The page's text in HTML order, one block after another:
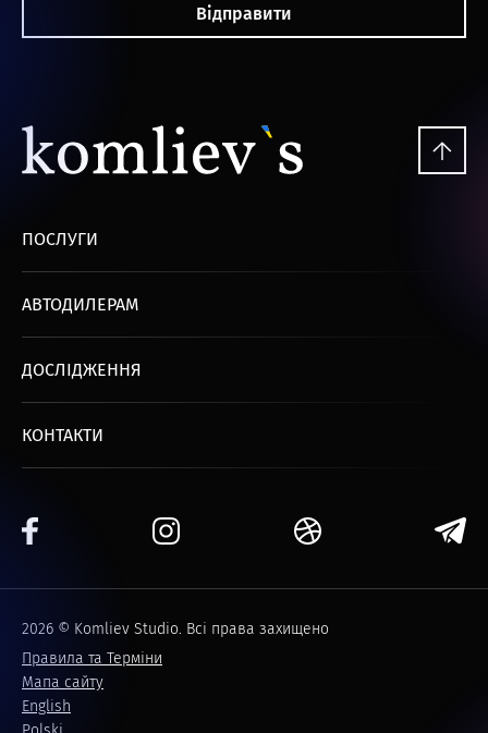
Відправити
ПОСЛУГИ
АВТОДИЛЕРАМ
ДОСЛІДЖЕННЯ
КОНТАКТИ
2026 © Komliev Studio. Всі права захищено
Правила та Терміни
Мапа сайту
English